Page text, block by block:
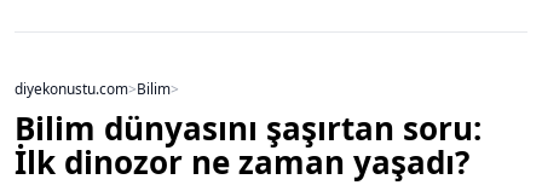
diyekonustu.com>Bilim>
Bilim dünyasını şaşırtan soru:
İlk dinozor ne zaman yaşadı?